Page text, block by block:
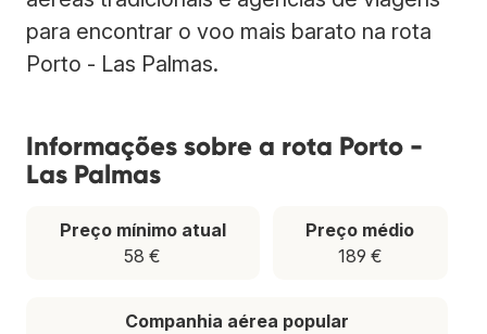
para encontrar o voo mais barato na rota
Porto - Las Palmas.
Informações sobre a rota Porto -
Las Palmas
Preço mínimo atual
58 €
Preço médio
189 €
Companhia aérea popular